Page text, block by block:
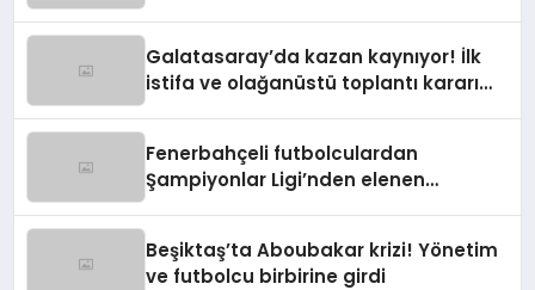
Galatasaray’da kazan kaynıyor! İlk
istifa ve olağanüstü toplantı kararı
Fenerbahçeli futbolculardan
Şampiyonlar Ligi’nden elenen
Beşiktaş’ta Aboubakar krizi! Yönetim
ve futbolcu birbirine girdi